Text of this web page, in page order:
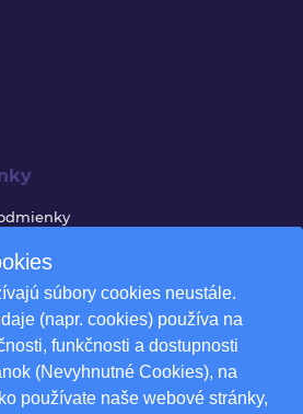
súbory cookies neustále.
(napr. cookies) používa na
funkčnosti a dostupnosti
(Nevyhnutné Cookies), na
používate naše webové stránky,
formulár